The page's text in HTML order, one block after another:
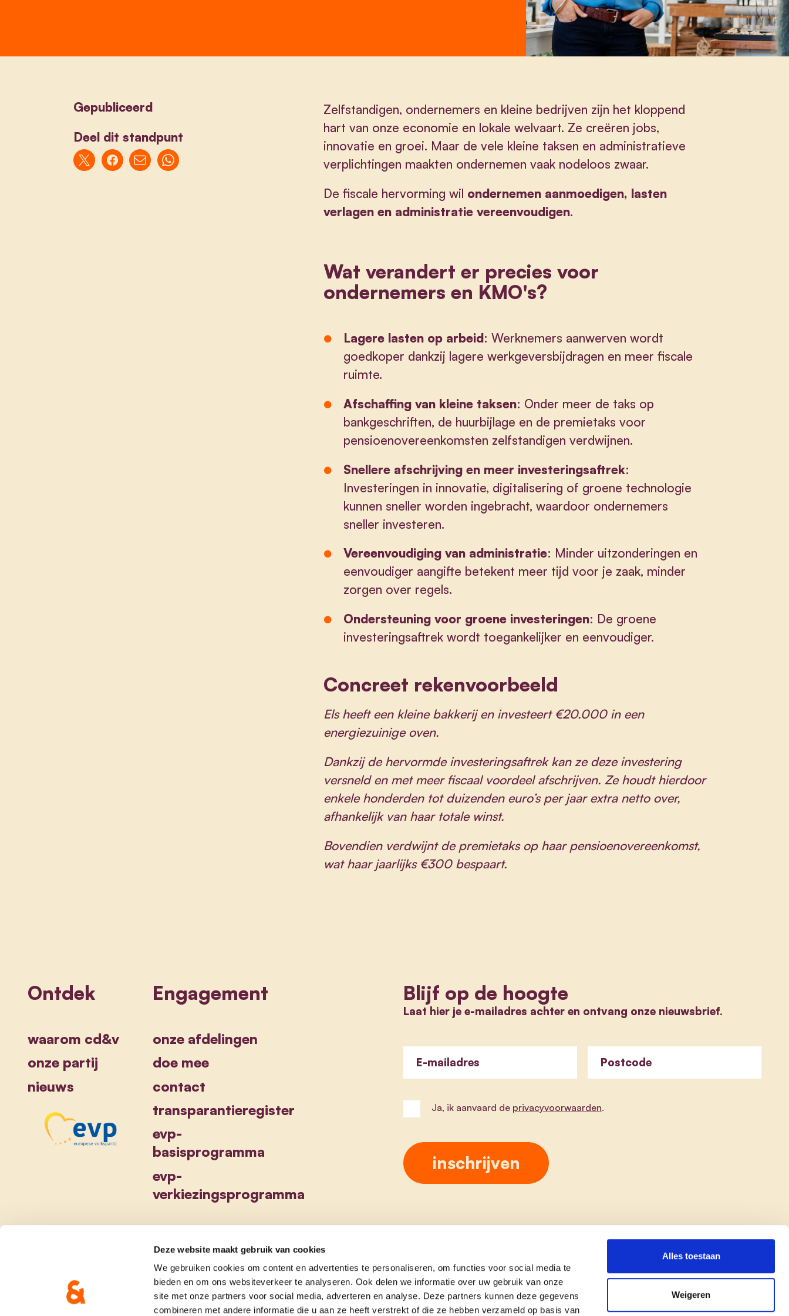
Deze website maakt gebruik van cookies
We gebruiken cookies om content en advertenties te personaliseren, om functies voor social media te
bieden en om ons websiteverkeer te analyseren. Ook delen we informatie over uw gebruik van onze
site met onze partners voor social media, adverteren en analyse. Deze partners kunnen deze gegevens
combineren met andere informatie die u aan ze heeft verstrekt of die ze hebben verzameld op basis van
Alles toestaan
Weigeren
Gepubliceerd
Deel dit standpunt
Zelfstandigen, ondernemers en kleine bedrijven zijn het kloppend
hart van onze economie en lokale welvaart. Ze creëren jobs,
innovatie en groei. Maar de vele kleine taksen en administratieve
verplichtingen maakten ondernemen vaak nodeloos zwaar.
De fiscale hervorming wil ondernemen aanmoedigen, lasten
verlagen en administratie vereenvoudigen.
Wat verandert er precies voor
ondernemers en KMO's?
Lagere lasten op arbeid: Werknemers aanwerven wordt
goedkoper dankzij lagere werkgeversbijdragen en meer fiscale
ruimte.
Afschaffing van kleine taksen: Onder meer de taks op
bankgeschriften, de huurbijlage en de premietaks voor
pensioenovereenkomsten zelfstandigen verdwijnen.
Snellere afschrijving en meer investeringsaftrek:
Investeringen in innovatie, digitalisering of groene technologie
kunnen sneller worden ingebracht, waardoor ondernemers
sneller investeren.
Vereenvoudiging van administratie: Minder uitzonderingen en
eenvoudiger aangifte betekent meer tijd voor je zaak, minder
zorgen over regels.
Ondersteuning voor groene investeringen: De groene
investeringsaftrek wordt toegankelijker en eenvoudiger.
Concreet rekenvoorbeeld
Els heeft een kleine bakkerij en investeert €20.000 in een
energiezuinige oven.
Dankzij de hervormde investeringsaftrek kan ze deze investering
versneld en met meer fiscaal voordeel afschrijven. Ze houdt hierdoor
enkele honderden tot duizenden euro’s per jaar extra netto over,
afhankelijk van haar totale winst.
Bovendien verdwijnt de premietaks op haar pensioenovereenkomst,
wat haar jaarlijks €300 bespaart.
Ontdek
waarom cd&v
onze partij
nieuws
Engagement
onze afdelingen
doe mee
contact
transparantieregister
evp-
basisprogramma
evp-
verkiezingsprogramma
Blijf op de hoogte
Laat hier je e-mailadres achter en ontvang onze nieuwsbrief.
E-mailadres Postcode
Ja, ik aanvaard de privacyvoorwaarden.